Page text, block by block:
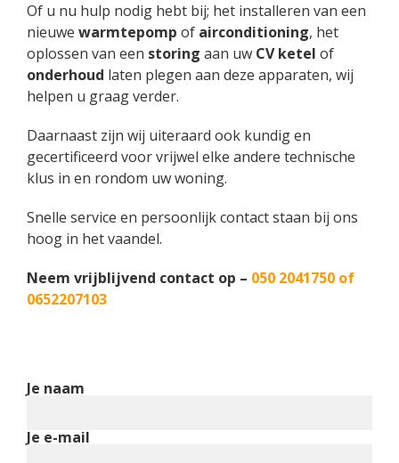
Of u nu hulp nodig hebt bij; het installeren van een
nieuwe warmtepomp of airconditioning, het
oplossen van een storing aan uw CV ketel of
onderhoud laten plegen aan deze apparaten, wij
helpen u graag verder.
Daarnaast zijn wij uiteraard ook kundig en
gecertificeerd voor vrijwel elke andere technische
klus in en rondom uw woning.
Snelle service en persoonlijk contact staan bij ons
hoog in het vaandel.
Neem vrijblijvend contact op – 050 2041750 of
0652207103
Je naam
Je e-mail